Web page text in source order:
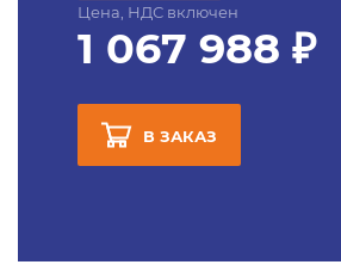
Цена, НДС включен
1 067 988 ₽
В ЗАКАЗ